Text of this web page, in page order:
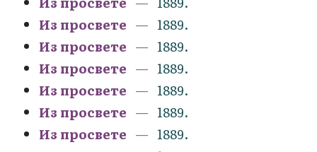
Из просвете
1889.
Из просвете
1889.
Из просвете
1889.
Из просвете
1889.
Из просвете
1889.
Из просвете
1889.